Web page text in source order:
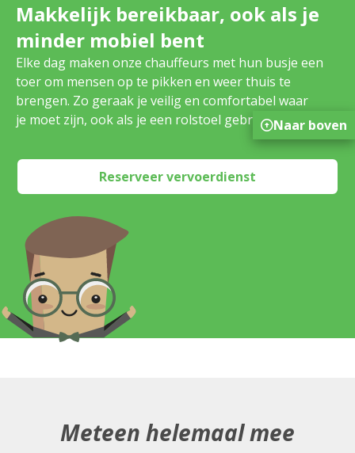
Makkelijk bereikbaar, ook als je
minder mobiel bent
Elke dag maken onze chauffeurs met hun busje een
toer om mensen op te pikken en weer thuis te
brengen. Zo geraak je veilig en comfortabel waar
je moet zijn, ook als je een rolstoel gebruikt.
Reserveer vervoerdienst
Meteen helemaal mee
Naar boven